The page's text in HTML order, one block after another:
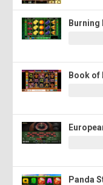
Burning
Book of
Panda